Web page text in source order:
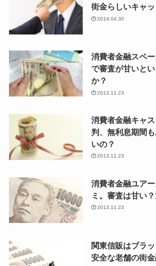
街金らしいキャ
2014.04.30
消費者金融スペ
で審査が甘いと
か？
2013.11.23
消費者金融キャ
判、無利息期間
いの？
2013.11.23
消費者金融ユア
ミ。審査は甘い
2013.11.23
関東信販はブラ
安全な老舗の街